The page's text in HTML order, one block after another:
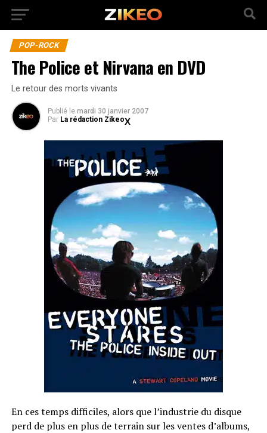
POP-ROCK
The Police et Nirvana en DVD
Le retour des morts vivants
Publié le mardi 30 janvier 2007
Par La rédaction Zikeo
En ces temps difficiles, alors que l’industrie du disque
perd de plus en plus de terrain sur les ventes d’albums,